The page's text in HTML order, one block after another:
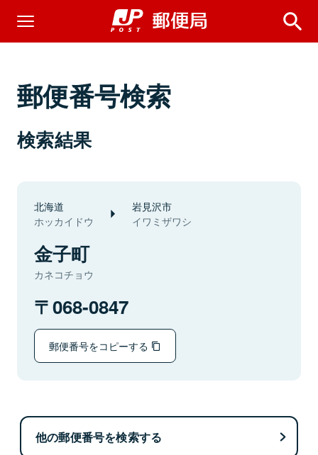
郵便番号検索
検索結果
北海道
ホッカイドウ
岩見沢市
イワミザワシ
金子町
カネコチョウ
068-0847
郵便番号をコピーする
他の郵便番号を検索する